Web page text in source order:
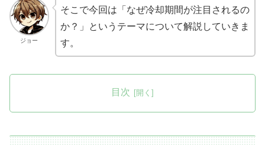
ジョー
そこで今回は「なぜ冷却期間が注目されるの
か？」というテーマについて解説していきま
す。
目次